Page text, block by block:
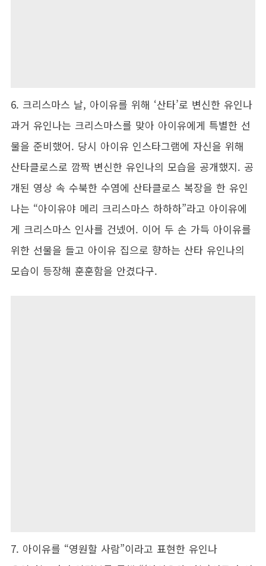
6. 크리스마스 날, 아이유를 위해 ‘산타’로 변신한 유인나
과거 유인나는 크리스마스를 맞아 아이유에게 특별한 선
물을 준비했어. 당시 아이유 인스타그램에 자신을 위해
산타클로스로 깜짝 변신한 유인나의 모습을 공개했지. 공
개된 영상 속 수북한 수염에 산타클로스 복장을 한 유인
나는 “아이유야 메리 크리스마스 하하하”라고 아이유에
게 크리스마스 인사를 건넸어. 이어 두 손 가득 아이유를
위한 선물을 들고 아이유 집으로 향하는 산타 유인나의
모습이 등장해 훈훈함을 안겼다구.
7. 아이유를 “영원할 사람”이라고 표현한 유인나